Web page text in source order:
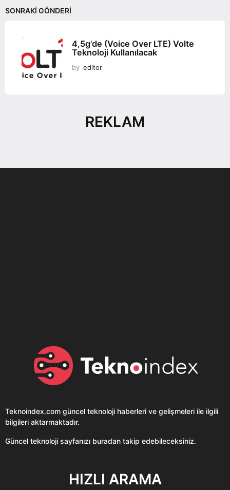
SONRAKI GÖNDERI
4,5g'de (Voice Over LTE) Volte
Teknoloji Kullanılacak
by editor
REKLAM
Teknoindex.com güncel teknoloji haberleri ve gelişmeleri ile ilgili
bilgileri aktarmaktadır.
Güncel teknoloji sayfanızı buradan takip edebileceksiniz.
HIZLI ARAMA